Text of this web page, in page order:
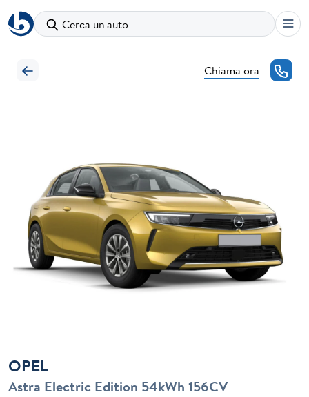
Cerca un'auto
Chiama ora
OPEL
Astra Electric Edition 54kWh 156CV